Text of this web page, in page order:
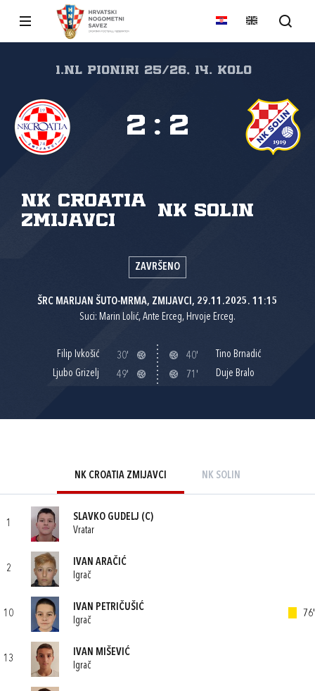
1.nl Pioniri 25/26, 14. kolo
NK Croatia
Zmijavci
NK Solin
2 : 2
ZAVRŠENO
ŠRC MARIJAN ŠUTO-MRMA, ZMIJAVCI, 29.11.2025. 11:15
Suci: Marin Lolić, Ante Erceg, Hrvoje Erceg.
Filip Ivkošić
30'
Ljubo Grizelj
49'
40'
Tino Brnadić
71'
Duje Bralo
NK CROATIA ZMIJAVCI NK SOLIN
1
SLAVKO GUDELJ (C)
Vratar
2
IVAN ARAČIĆ
Igrač
10
IVAN PETRIČUŠIĆ
Igrač
76'
13
IVAN MIŠEVIĆ
Igrač